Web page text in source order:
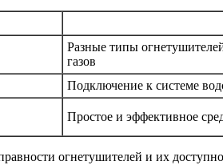
Разные типы
газов
Подключение к системе
Простое и эффективное
огнетушителей и их